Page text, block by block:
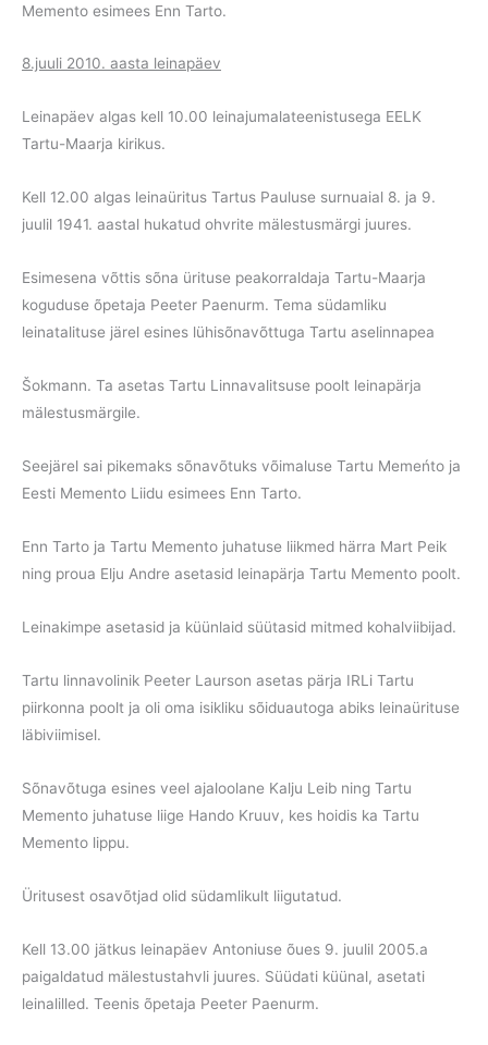
Memento esimees Enn Tarto.
8.juuli 2010. aasta leinapäev
Leinapäev algas kell 10.00 leinajumalateenistusega EELK
Tartu-Maarja kirikus.
Kell 12.00 algas leinaüritus Tartus Pauluse surnuaial 8. ja 9.
juulil 1941. aastal hukatud ohvrite mälestusmärgi juures.
Esimesena võttis sõna ürituse peakorraldaja Tartu-Maarja
koguduse õpetaja Peeter Paenurm. Tema südamliku
leinatalituse järel esines lühisõnavõttuga Tartu aselinnapea
Šokmann. Ta asetas Tartu Linnavalitsuse poolt leinapärja
mälestusmärgile.
Seejärel sai pikemaks sõnavõtuks võimaluse Tartu Memeńto ja
Eesti Memento Liidu esimees Enn Tarto.
Enn Tarto ja Tartu Memento juhatuse liikmed härra Mart Peik
ning proua Elju Andre asetasid leinapärja Tartu Memento poolt.
Leinakimpe asetasid ja küünlaid süütasid mitmed kohalviibijad.
Tartu linnavolinik Peeter Laurson asetas pärja IRLi Tartu
piirkonna poolt ja oli oma isikliku sõiduautoga abiks leinaürituse
läbiviimisel.
Sõnavõtuga esines veel ajaloolane Kalju Leib ning Tartu
Memento juhatuse liige Hando Kruuv, kes hoidis ka Tartu
Memento lippu.
Üritusest osavõtjad olid südamlikult liigutatud.
Kell 13.00 jätkus leinapäev Antoniuse õues 9. juulil 2005.a
paigaldatud mälestustahvli juures. Süüdati küünal, asetati
leinalilled. Teenis õpetaja Peeter Paenurm.